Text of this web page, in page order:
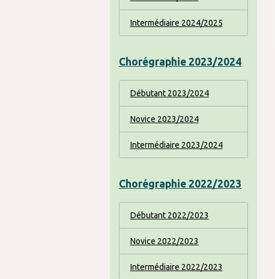
Intermédiaire 2024/2025
Chorégraphie 2023/2024
Débutant 2023/2024
Novice 2023/2024
Intermédiaire 2023/2024
Chorégraphie 2022/2023
Débutant 2022/2023
Novice 2022/2023
Intermédiaire 2022/2023